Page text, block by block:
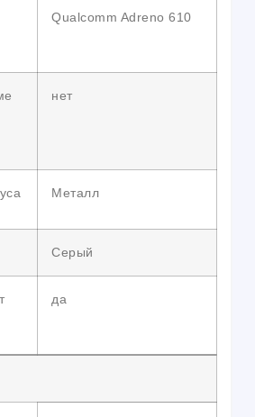
Qualcomm Adreno 610
нет
Металл
Серый
да